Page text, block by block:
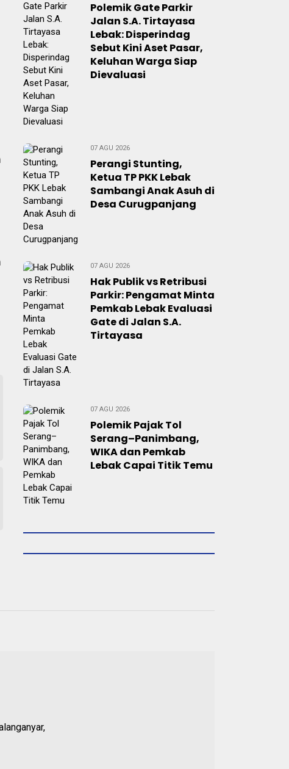
Polemik Gate Parkir
Jalan S.A. Tirtayasa
Lebak: Disperindag
Sebut Kini Aset Pasar,
Keluhan Warga Siap
Dievaluasi
07 AGU 2026
Perangi Stunting,
Ketua TP PKK Lebak
Sambangi Anak Asuh di
Desa Curugpanjang
07 AGU 2026
Hak Publik vs Retribusi
Parkir: Pengamat Minta
Pemkab Lebak Evaluasi
Gate di Jalan S.A.
Tirtayasa
07 AGU 2026
Polemik Pajak Tol
Serang–Panimbang,
WIKA dan Pemkab
Lebak Capai Titik Temu